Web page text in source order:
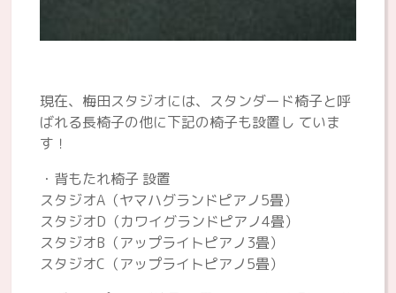
現在、梅田スタジオには、スタンダード椅子と呼
ばれる長椅子の他に下記の椅子も設置し ていま
す！
・背もたれ椅子 設置
スタジオA（ヤマハグランドピアノ5畳）
スタジオD（カワイグランドピアノ4畳）
スタジオB（アップライトピアノ3畳）
スタジオC（アップライトピアノ5畳）